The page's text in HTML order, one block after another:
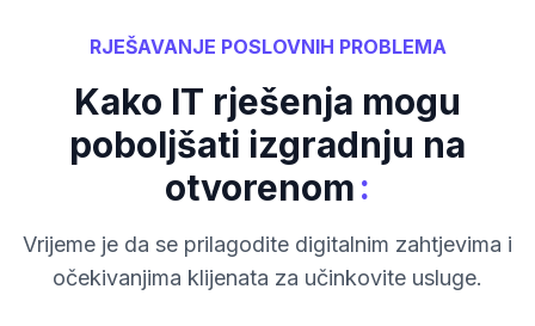
RJEŠAVANJE POSLOVNIH PROBLEMA
Kako IT rješenja mogu
poboljšati izgradnju na
otvorenom:
Vrijeme je da se prilagodite digitalnim zahtjevima i
očekivanjima klijenata za učinkovite usluge.